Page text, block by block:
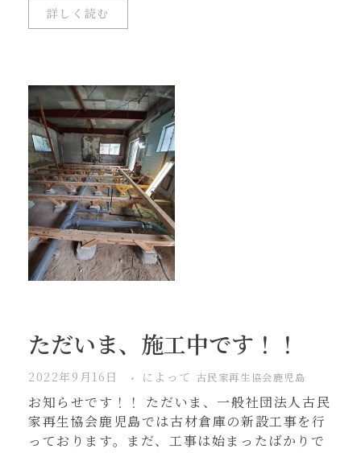
詳しく読む
ただいま、施工中です！！
2022年9月16日 によって 古民家再生協会鹿児島
お知らせです！！ ただいま、一般社団法人古民
家再生協会鹿児島では古材倉庫の新設工事を行
っております。まだ、工事は始まったばかりで